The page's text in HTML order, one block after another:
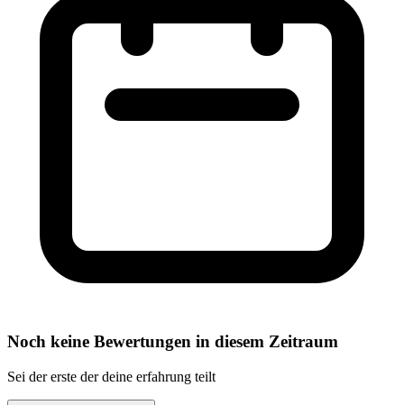
Noch keine Bewertungen in diesem Zeitraum
Sei der erste der deine erfahrung teilt